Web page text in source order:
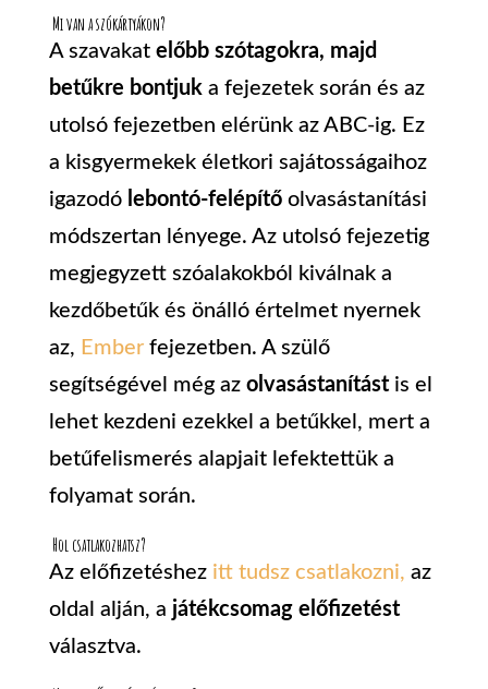
Mi van a szókártyákon?
A szavakat előbb szótagokra, majd
betűkre bontjuk a fejezetek során és az
utolsó fejezetben elérünk az ABC-ig. Ez
a kisgyermekek életkori sajátosságaihoz
igazodó lebontó-felépítőolvasástanítási
módszertan lényege. Az utolsó fejezetig
megjegyzett szóalakokból kiválnak a
kezdőbetűk és önálló értelmet nyernek
az, Emberfejezetben. A szülő
segítségével még az olvasástanítástis el
lehet kezdeni ezekkel a betűkkel, mert a
betűfelismerés alapjait lefektettük a
folyamat során.
Hol csatlakozhatsz?
Az előfizetéshezitt tudsz csatlakozni, az
oldal alján, a játékcsomag előfizetést
választva.